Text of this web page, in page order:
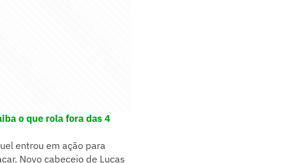
o que rola fora das 4
entrou em ação para
Novo cabeceio de Lucas